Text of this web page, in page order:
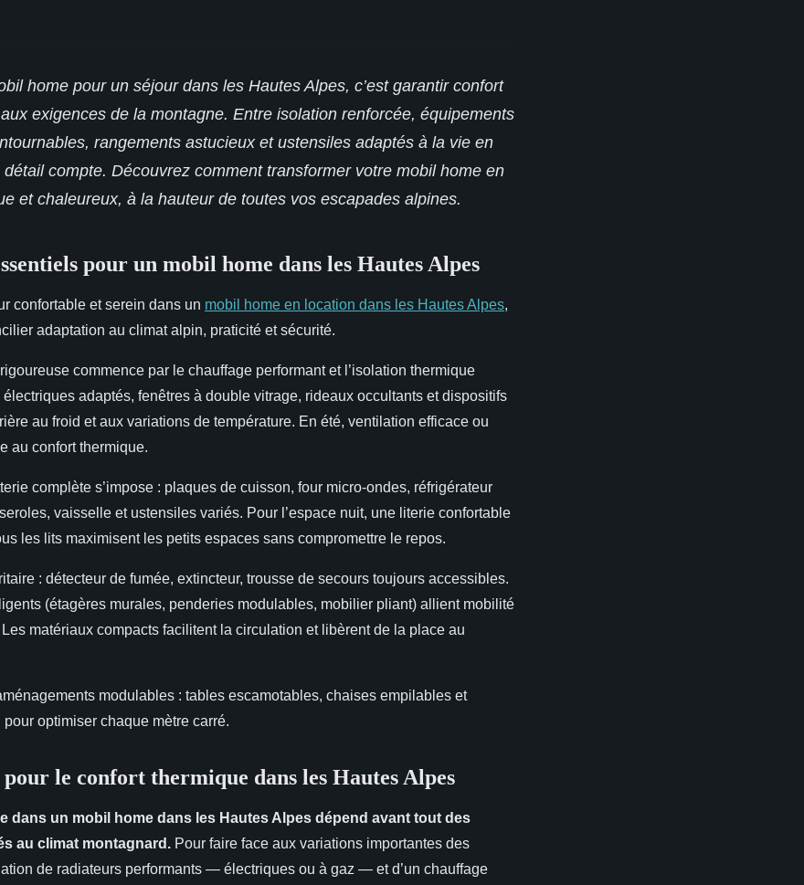
home pour un séjour dans les Hautes Alpes, c’est garantir confort
exigences de la montagne. Entre isolation renforcée, équipements
rangements astucieux et ustensiles adaptés à la vie en
compte. Découvrez comment transformer votre mobil home en
et chaleureux, à la hauteur de toutes vos escapades alpines.
pour un mobil home dans les Hautes Alpes
confortable et serein dans un mobil home en location dans les Hautes Alpes,
adaptation au climat alpin, praticité et sécurité.
commence par le chauffage performant et l’isolation thermique
adaptés, fenêtres à double vitrage, rideaux occultants et dispositifs
au froid et aux variations de température. En été, ventilation efficace ou
au confort thermique.
complète s’impose : plaques de cuisson, four micro-ondes, réfrigérateur
vaisselle et ustensiles variés. Pour l’espace nuit, une literie confortable
les lits maximisent les petits espaces sans compromettre le repos.
: détecteur de fumée, extincteur, trousse de secours toujours accessibles.
(étagères murales, penderies modulables, mobilier pliant) allient mobilité
matériaux compacts facilitent la circulation et libèrent de la place au
modulables : tables escamotables, chaises empilables et
optimiser chaque mètre carré.
pour le confort thermique dans les Hautes Alpes
dans un mobil home dans les Hautes Alpes dépend avant tout des
au climat montagnard. Pour faire face aux variations importantes des
de radiateurs performants — électriques ou à gaz — et d’un chauffage